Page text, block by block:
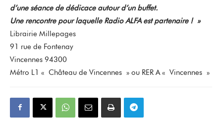
d’une séance de dédicace autour d’un buffet.
Une rencontre pour laquelle Radio ALFA est partenaire ! »
Librairie Millepages
91 rue de Fontenay
Vincennes 94300
Métro L1 « Château de Vincennes » ou RER A « Vincennes »